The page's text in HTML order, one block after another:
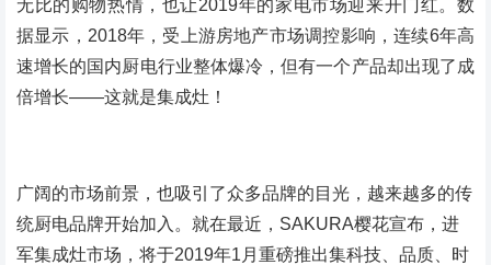
无比的购物热情，也让2019年的家电市场迎来开门红。数
据显示，2018年，受上游房地产市场调控影响，连续6年高
速增长的国内厨电行业整体爆冷，但有一个产品却出现了成
倍增长——这就是集成灶！
广阔的市场前景，也吸引了众多品牌的目光，越来越多的传
统厨电品牌开始加入。就在最近，SAKURA樱花宣布，进
军集成灶市场，将于2019年1月重磅推出集科技、品质、时